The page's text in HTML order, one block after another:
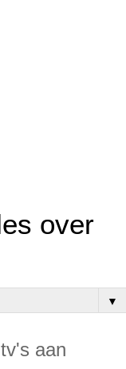
over
▼
aan